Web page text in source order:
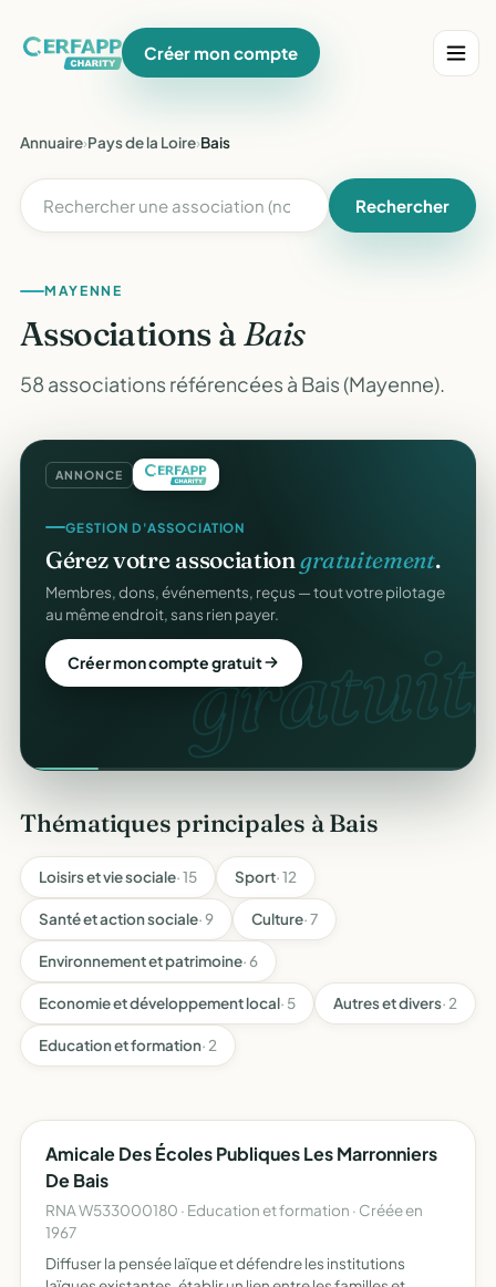
Créer mon compte
Annuaire›Pays de la Loire›Bais
Rechercher
MAYENNE
Associations àBais
58 associations référencées à Bais (Mayenne).
ANNONCE
gratuit.
GESTION D'ASSOCIATION
Gérez votre associationgratuitement.
Membres, dons, événements, reçus — tout votre pilotage
au même endroit, sans rien payer.
Créer mon compte gratuit
Thématiques principales à Bais
Loisirs et vie sociale· 15 Sport· 12
Santé et action sociale· 9 Culture· 7
Environnement et patrimoine· 6
Economie et développement local· 5 Autres et divers· 2
Education et formation· 2
Amicale Des Écoles Publiques Les Marronniers
De Bais
RNA W533000180 · Education et formation · Créée en
1967
Diffuser la pensée laïque et défendre les institutions